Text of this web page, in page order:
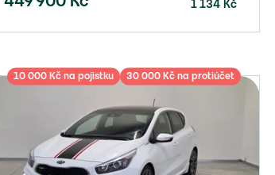
1 134Kč
10 000 Kč na pojistku 30 000 Kč na protiúčet